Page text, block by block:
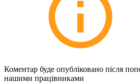
Коментар буде опубліковано після
нашими працівниками